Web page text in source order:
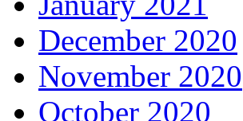
December 2020
November 2020
October 2020